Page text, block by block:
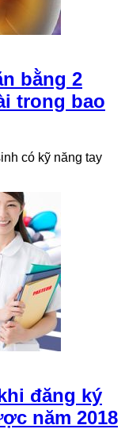
bằng 2
trong bao
có kỹ năng tay
đăng ký
năm 2018